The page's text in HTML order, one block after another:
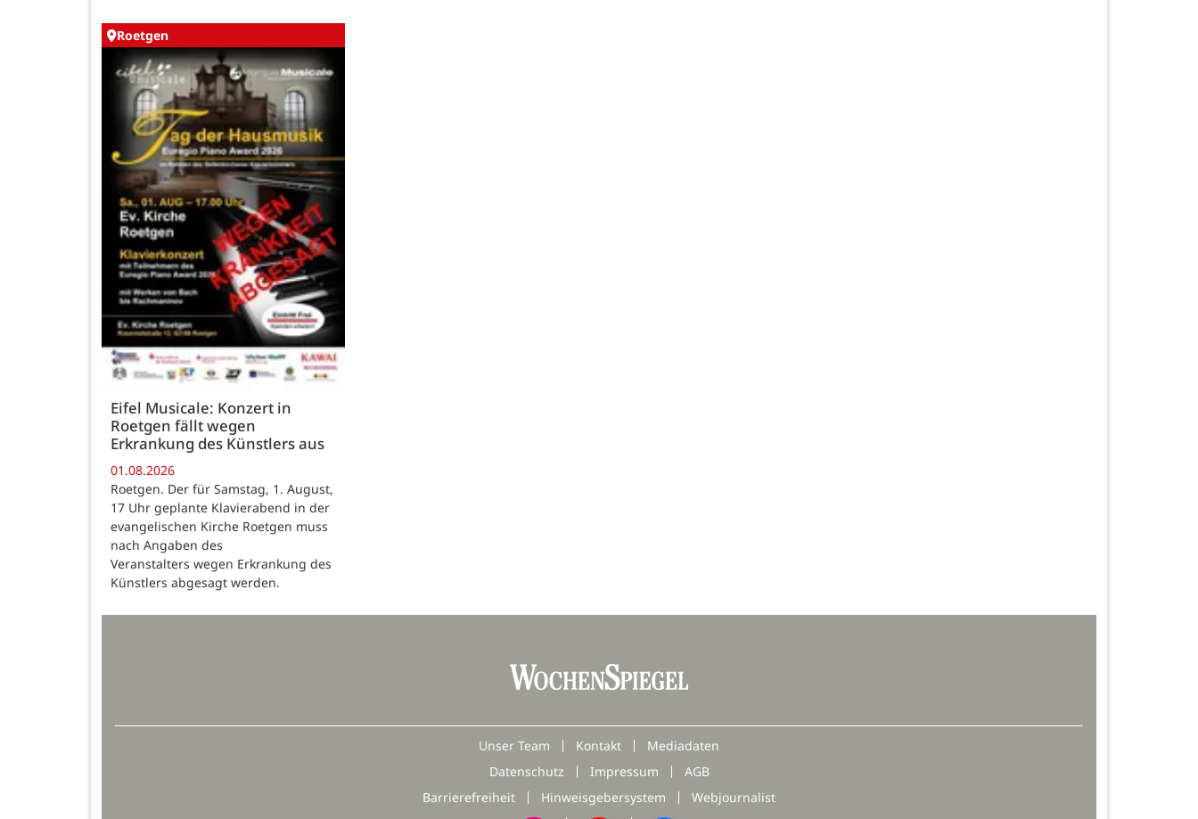
Roetgen
Eifel Musicale: Konzert in
Roetgen fällt wegen
Erkrankung des Künstlers aus
01.08.2026
Roetgen. Der für Samstag, 1. August,
17 Uhr geplante Klavierabend in der
evangelischen Kirche Roetgen muss
nach Angaben des
Veranstalters wegen Erkrankung des
Künstlers abgesagt werden.
Unser Team Kontakt
Mediadaten
Datenschutz
Impressum
AGB
Barrierefreiheit
Hinweisgebersystem Webjournalist